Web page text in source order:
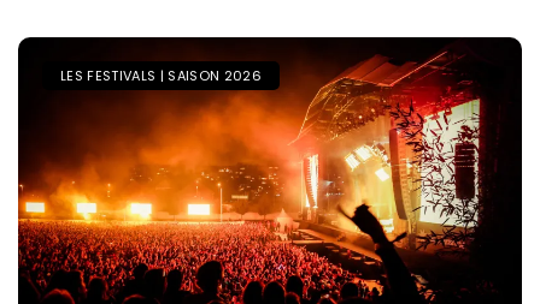
LES FESTIVALS | SAISON 2026